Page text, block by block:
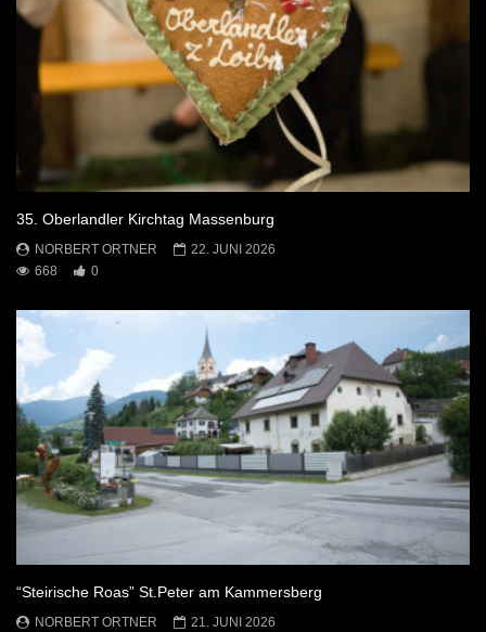
35. Oberlandler Kirchtag Massenburg
NORBERT ORTNER
22. JUNI 2026
668
0
“Steirische Roas” St.Peter am Kammersberg
NORBERT ORTNER
21. JUNI 2026